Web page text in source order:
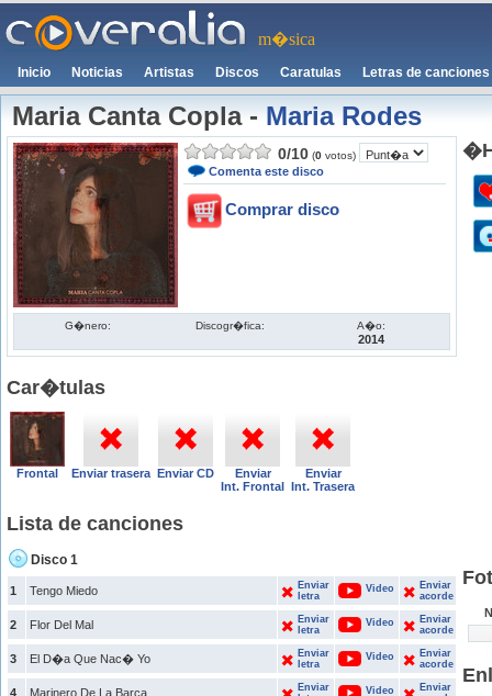
m�sica
Inicio Noticias Artistas Discos Caratulas Letras de canciones
Maria Canta Copla-Maria Rodes
0/10 (0 votos)
Comenta este disco
Comprar disco
G�nero: Discogr�fica: A�o:
2014
Car�tulas
Frontal Enviar trasera Enviar CD
Enviar
Int. Frontal
Enviar
Int. Trasera
Lista de canciones
Disco 1
1 Tengo Miedo
Enviar
letra
Video
Enviar
acorde
2 Flor Del Mal
Enviar
letra
Video
Enviar
acorde
3 El D�a Que Nac� Yo
Enviar
letra
Video
Enviar
acorde
4 Marinero De La Barca
Enviar
Video
Enviar